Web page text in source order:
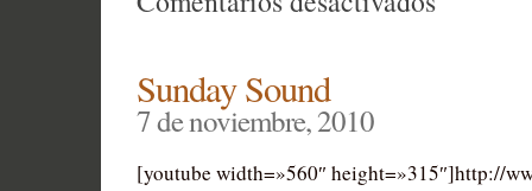
Sunday Sound
7 de noviembre, 2010
[youtube width=»560″ height=»315″]http://